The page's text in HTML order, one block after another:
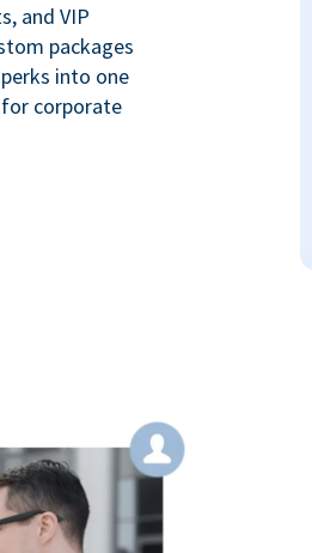
and VIP
packages
into one
corporate